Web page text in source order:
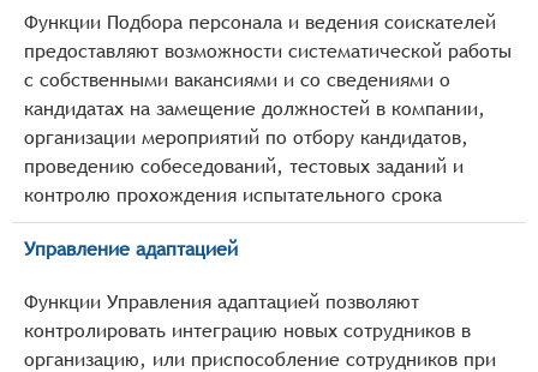
Функции Подбора персонала и ведения соискателей
предоставляют возможности систематической работы
с собственными вакансиями и со сведениями о
кандидатах на замещение должностей в компании,
организации мероприятий по отбору кандидатов,
проведению собеседований, тестовых заданий и
контролю прохождения испытательного срока
Управление адаптацией
Функции Управления адаптацией позволяют
контролировать интеграцию новых сотрудников в
организацию, или приспособление сотрудников при